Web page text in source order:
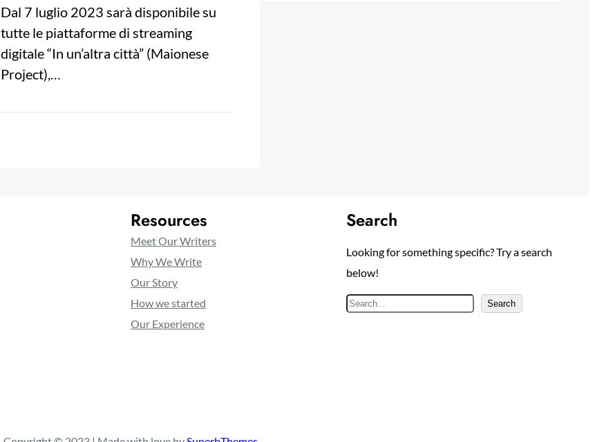
Dal 7 luglio 2023 sarà disponibile su
tutte le piattaforme di streaming
digitale “In un’altra città” (Maionese
Project),…
Resources
Meet Our Writers
Why We Write
Our Story
How we started
Our Experience
Search
Looking for something specific? Try a search
below!
S
Search